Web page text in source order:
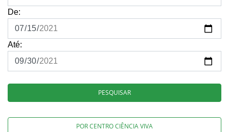
De:
Até:
PESQUISAR
POR CENTRO CIÊNCIA VIVA